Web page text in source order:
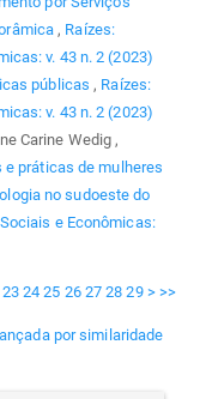
, Raízes:
v. 43 n. 2 (2023)
públicas, Raízes:
v. 43 n. 2 (2023)
Carine Wedig ,
e práticas de mulheres
no sudoeste do
e Econômicas:
23 24 25 26 27 28 29 > >>
por similaridade